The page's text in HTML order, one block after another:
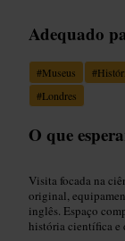
Adequado
#Museus #
#Londres
O que
Visita focada na
original,
inglês. Espaço
história científica e